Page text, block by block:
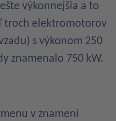
výkonnejšia a to
troch elektromotorov
s výkonom 250
znamenalo 750 kW.
v znamení